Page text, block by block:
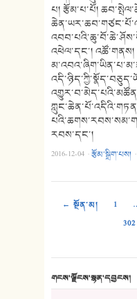
པ། རྩོམ་པ་པོ།
འཕེལ་དང་།
རབས་དང་།
2016-12-04 ·རྩོམ་སྒྲིག་པས། ·
← སྔོན་མ། 1
302
གངས་ལྗོངས་སྙན་དབྱངས།